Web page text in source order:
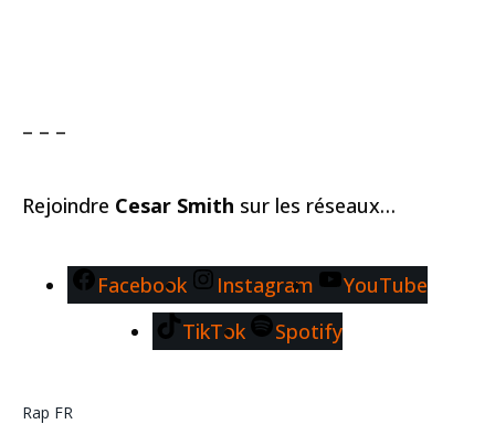
– – –
Rejoindre Cesar Smith sur les réseaux…
Facebook Instagram
YouTube
TikTok
Spotify
Rap FR